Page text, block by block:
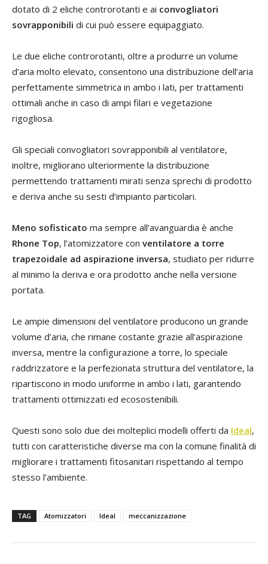
dotato di 2 eliche controrotanti e ai convogliatori
sovrapponibili di cui può essere equipaggiato.
Le due eliche controrotanti, oltre a produrre un volume
d’aria molto elevato, consentono una distribuzione dell’aria
perfettamente simmetrica in ambo i lati, per trattamenti
ottimali anche in caso di ampi filari e vegetazione
rigogliosa.
Gli speciali convogliatori sovrapponibili al ventilatore,
inoltre, migliorano ulteriormente la distribuzione
permettendo trattamenti mirati senza sprechi di prodotto
e deriva anche su sesti d’impianto particolari.
Meno sofisticato ma sempre all’avanguardia è anche
Rhone Top, l’atomizzatore con ventilatore a torre
trapezoidale ad aspirazione inversa, studiato per ridurre
al minimo la deriva e ora prodotto anche nella versione
portata.
Le ampie dimensioni del ventilatore producono un grande
volume d’aria, che rimane costante grazie all’aspirazione
inversa, mentre la configurazione a torre, lo speciale
raddrizzatore e la perfezionata struttura del ventilatore, la
ripartiscono in modo uniforme in ambo i lati, garantendo
trattamenti ottimizzati ed ecosostenibili.
Questi sono solo due dei molteplici modelli offerti da Ideal,
tutti con caratteristiche diverse ma con la comune finalità di
migliorare i trattamenti fitosanitari rispettando al tempo
stesso l’ambiente.
TAG Atomizzatori Ideal meccanizzazione